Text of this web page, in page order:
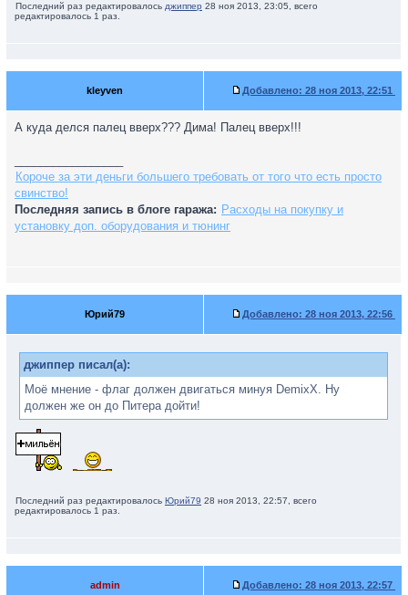
Последний раз редактировалось джиппер 28 ноя 2013, 23:05, всего
редактировалось 1 раз.
kleyven Добавлено: 28 ноя 2013, 22:51
А куда делся палец вверх??? Дима! Палец вверх!!!
Короче за эти деньги большего требовать от того что есть просто
свинство!
Последняя запись в блоге гаража: Расходы на покупку и
установку доп. оборудования и тюнинг
Юрий79 Добавлено: 28 ноя 2013, 22:56
джиппер писал(а):
Моё мнение - флаг должен двигаться минуя DemixX. Ну
должен же он до Питера дойти!
Последний раз редактировалось Юрий79 28 ноя 2013, 22:57, всего
редактировалось 1 раз.
admin Добавлено: 28 ноя 2013, 22:57